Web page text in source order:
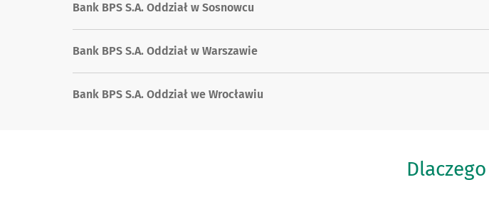
Bank BPS S.A. Oddział w Sosnowcu
Bank BPS S.A. Oddział w Warszawie
Bank BPS S.A. Oddział we Wrocławiu